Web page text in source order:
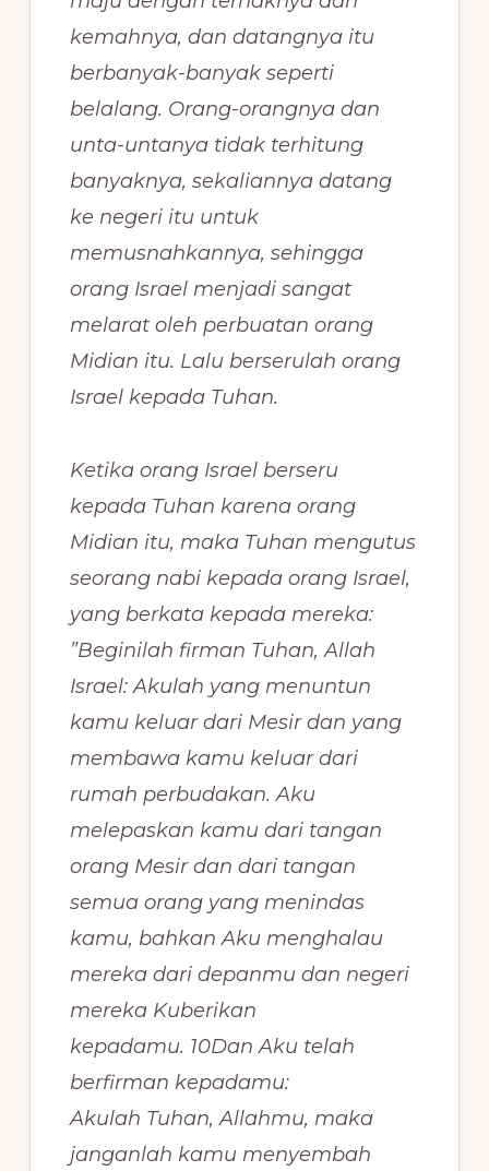
kemahnya, dan datangnya itu
berbanyak-banyak seperti
belalang. Orang-orangnya dan
unta-untanya tidak terhitung
banyaknya, sekaliannya datang
ke negeri itu untuk
memusnahkannya, sehingga
orang Israel menjadi sangat
melarat oleh perbuatan orang
Midian itu. Lalu berserulah orang
Israel kepada Tuhan.
Ketika orang Israel berseru
kepada Tuhan karena orang
Midian itu, maka Tuhan mengutus
seorang nabi kepada orang Israel,
yang berkata kepada mereka:
”Beginilah firman Tuhan, Allah
Israel: Akulah yang menuntun
kamu keluar dari Mesir dan yang
membawa kamu keluar dari
rumah perbudakan. Aku
melepaskan kamu dari tangan
orang Mesir dan dari tangan
semua orang yang menindas
kamu, bahkan Aku menghalau
mereka dari depanmu dan negeri
mereka Kuberikan
kepadamu. 10Dan Aku telah
berfirman kepadamu:
Akulah Tuhan, Allahmu, maka
janganlah kamu menyembah